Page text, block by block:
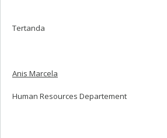
Tertanda
Anis Marcela
Human Resources Departement